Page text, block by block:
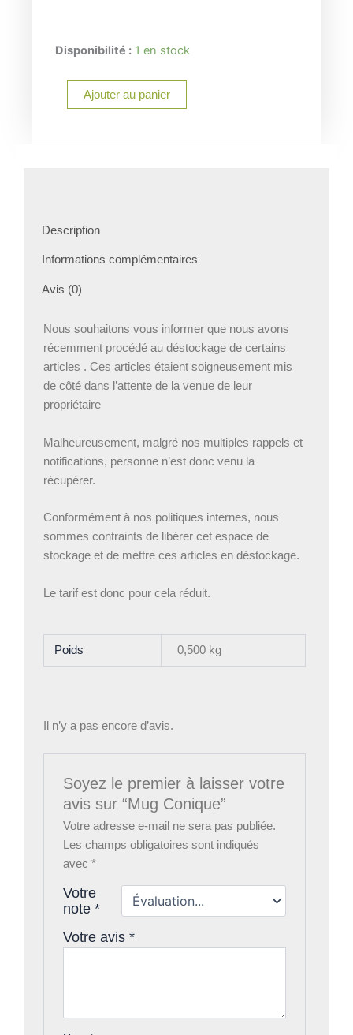
Disponibilité : 1 en stock
quantité
Mug
ConiqueAjouter au panier
Description
Informations complémentaires
Avis (0)
Nous souhaitons vous informer que nous avons
récemment procédé au déstockage de certains
articles . Ces articles étaient soigneusement mis
de côté dans l’attente de la venue de leur
propriétaire
Malheureusement, malgré nos multiples rappels et
notifications, personne n’est donc venu la
récupérer.
Conformément à nos politiques internes, nous
sommes contraints de libérer cet espace de
stockage et de mettre ces articles en déstockage.
Le tarif est donc pour cela réduit.
Poids 0,500 kg
Il n’y a pas encore d’avis.
Soyez le premier à laisser votre
avis sur “Mug Conique”
Votre adresse e-mail ne sera pas publiée.
Les champs obligatoires sont indiqués
avec*
Votre
note*
Votre avis*